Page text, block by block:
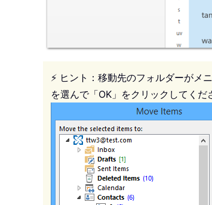
⚡ ヒント：移動先のフォルダーが
を選んで「OK」をクリックしてくだ